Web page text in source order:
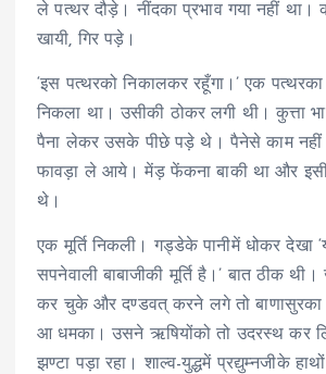
ले पत्थर दौड़े। नींदका प्रभाव गया नहीं था।
खायी, गिर पड़े।
‘इस पत्थरको निकालकर रहूँगा।’ एक पत्थरका
निकला था। उसीकी ठोकर लगी थी। कुत्ता
पैना लेकर उसके पीछे पड़े थे। पैनेसे काम
फावड़ा ले आये। मेंड़ फेंकना बाकी था और
थे।
एक मूर्ति निकली। गड्डेके पानीमें धोकर देखा
सपनेवाली बाबाजीकी मूर्ति है।’ बात ठीक थी।
कर चुके और दण्डवत् करने लगे तो बाणासुरका
आ धमका। उसने ऋषियोंको तो उदरस्थ कर
झण्टा पड़ा रहा। शाल्व-युद्धमें प्रद्युम्नजीके